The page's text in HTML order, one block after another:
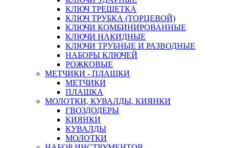
КЛЮЧ ТРЕЩЕТКА
КЛЮЧ ТРУБКА (ТОРЦЕВОЙ)
КЛЮЧИ КОМБИНИРОВАННЫЕ
КЛЮЧИ НАКИДНЫЕ
КЛЮЧИ ТРУБНЫЕ И РАЗВОДНЫЕ
НАБОРЫ КЛЮЧЕЙ
РОЖКОВЫЕ
МЕТЧИКИ - ПЛАШКИ
МЕТЧИКИ
ПЛАШКА
МОЛОТКИ, КУВАЛДЫ, КИЯНКИ
ГВОЗДОДЕРЫ
КИЯНКИ
КУВАЛДЫ
МОЛОТКИ